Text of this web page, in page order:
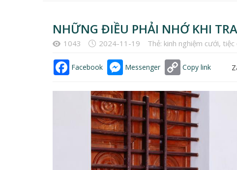
NHỮNG ĐIỀU PHẢI NHỚ KHI
1043 2024-11-19 Thẻ: kinh nghiệm cưới, tiệc
Facebook Messenger Copy link